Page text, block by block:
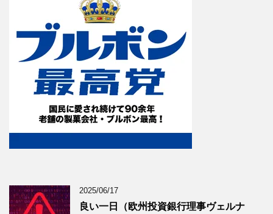
2025/06/17
良い一日（欧州投資銀行理事ヴェルナ